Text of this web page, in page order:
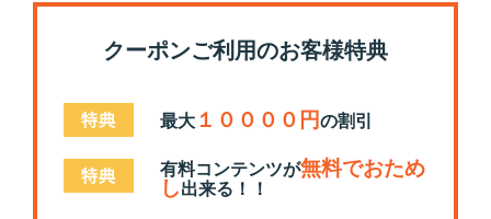
クーポンご利用のお客様特典
最大 １００００円の割引
有料コンテンツが無料でおため
し出来る！！